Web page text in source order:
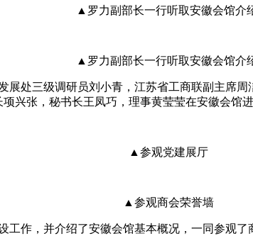
▲罗力副部长一行听取安徽会馆介
▲罗力副部长一行听取安徽会馆介
处三级调研员刘小青，江苏省工商联副主席
兴张，秘书长王凤巧，理事黄莹莹在安徽会馆进
▲参观党建展厅
▲参观商会荣誉墙
作，并介绍了安徽会馆基本概况，一同参观